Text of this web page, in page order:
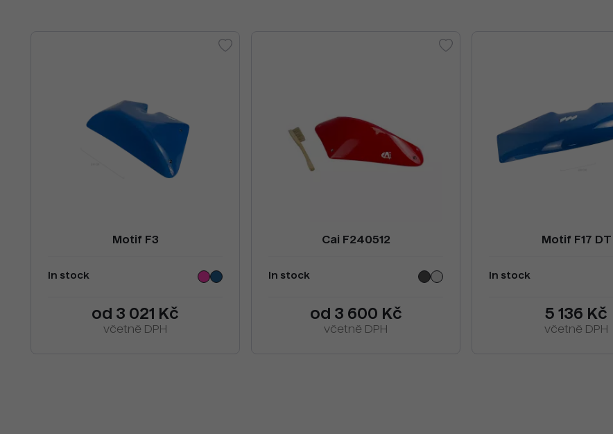
Motif F3
In stock
od 3 021 Kč
včetně DPH
Cai F240512
In stock
od 3 600 Kč
včetně DPH
Motif F17 DT
In stock
5 136 Kč
včetně DPH